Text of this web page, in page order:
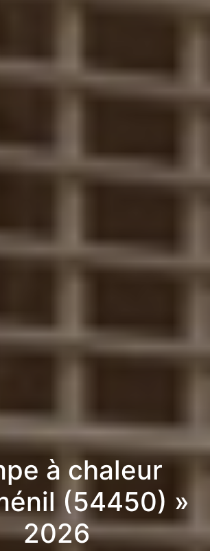
à chaleur
(54450) »
2026